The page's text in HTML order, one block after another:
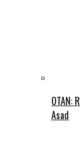
OTAN:
Asad